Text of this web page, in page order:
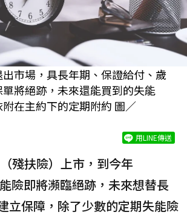
出市場，具長年期、保證給付、歲
將絕跡，未來還能買到的失能
在主約下的定期附約 圖／
用LINE傳送
（殘扶險）上市，到今年
能險即將瀕臨絕跡，未來想替長
立保障，除了少數的定期失能險